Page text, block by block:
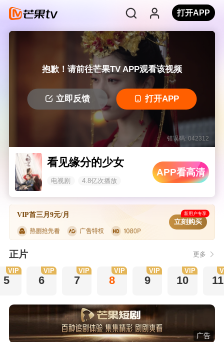
打开APP
抱歉！请前往芒果TV APP观看该视频
立即反馈 打开APP
错误码: 042312
看见缘分的少女
电视剧 4.8亿次播放
APP看高清
VIP首三月9元/月 新用户专享
立刻购买
正片 更多
5
VIP
6
VIP
7
VIP
8
VIP
9
VIP
10
VIP
11
广告